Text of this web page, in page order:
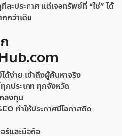
ละประกาศ แต่เจอทรัพย์ที่ “ใช่” ได้
กว่าเดิม
ด้ง่าย เข้าถึงผู้ค้นหาจริง
กประเภท ทุกจังหวัด
ลงทุน
ทำให้ประกาศมีโอกาสติด
ร์และมือถือ